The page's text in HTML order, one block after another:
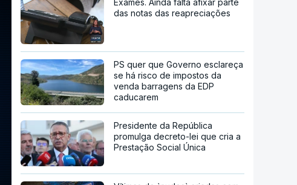
Exames. Ainda falta afixar parte
das notas das reapreciações
PS quer que Governo esclareça
se há risco de impostos da
venda barragens da EDP
caducarem
Presidente da República
promulga decreto-lei que cria a
Prestação Social Única